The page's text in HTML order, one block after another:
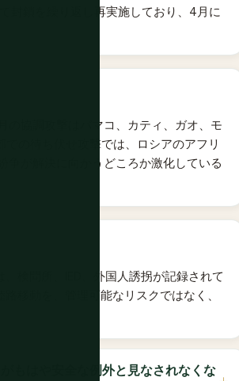
封鎖を繰り返し再実施しており、4月に
協調攻撃はバマコ、カティ、ガオ、モ
の待ち伏せ攻撃では、ロシアのアフリ
が解決に向かうどころか激化している
検問所、IED、外国人誘拐が記録されて
移動を、管理可能なリスクではなく、
もはや安全な例外と見なされなくな